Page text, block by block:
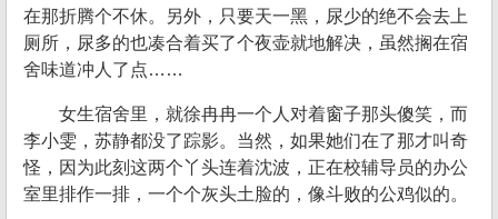
在那折腾个不休。另外，只要天一黑，尿少的绝不会去上
厕所，尿多的也凑合着买了个夜壶就地解决，虽然搁在宿
舍味道冲人了点……
女生宿舍里，就徐冉冉一个人对着窗子那头傻笑，而
李小雯，苏静都没了踪影。当然，如果她们在了那才叫奇
怪，因为此刻这两个丫头连着沈波，正在校辅导员的办公
室里排作一排，一个个灰头土脸的，像斗败的公鸡似的。